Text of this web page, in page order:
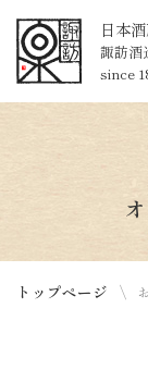
日本
諏訪
since
トップページ